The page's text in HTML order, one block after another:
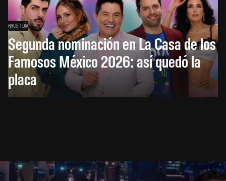
HACE 1 DÍA
Segunda nominación en La Casa de los
Famosos México 2026: así quedó la
placa